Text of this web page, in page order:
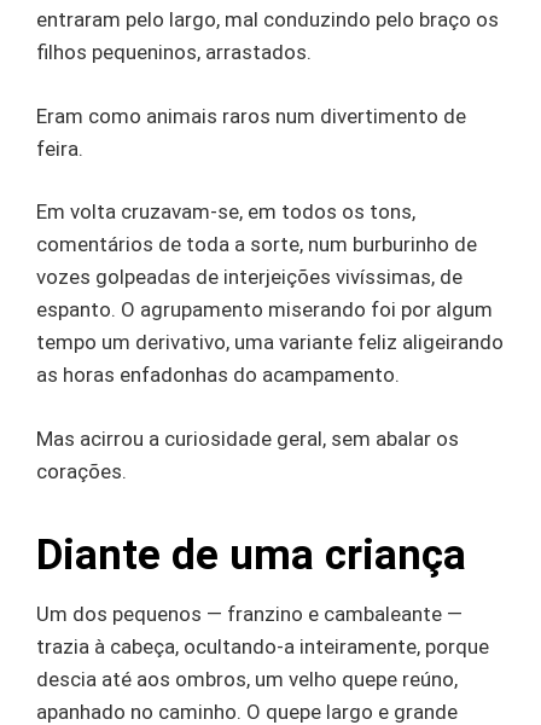
entraram pelo largo, mal conduzindo pelo braço os
filhos pequeninos, arrastados.
Eram como animais raros num divertimento de
feira.
Em volta cruzavam-se, em todos os tons,
comentários de toda a sorte, num burburinho de
vozes golpeadas de interjeições vivíssimas, de
espanto. O agrupamento miserando foi por algum
tempo um derivativo, uma variante feliz aligeirando
as horas enfadonhas do acampamento.
Mas acirrou a curiosidade geral, sem abalar os
corações.
Diante de uma criança
Um dos pequenos — franzino e cambaleante —
trazia à cabeça, ocultando-a inteiramente, porque
descia até aos ombros, um velho quepe reúno,
apanhado no caminho. O quepe largo e grande